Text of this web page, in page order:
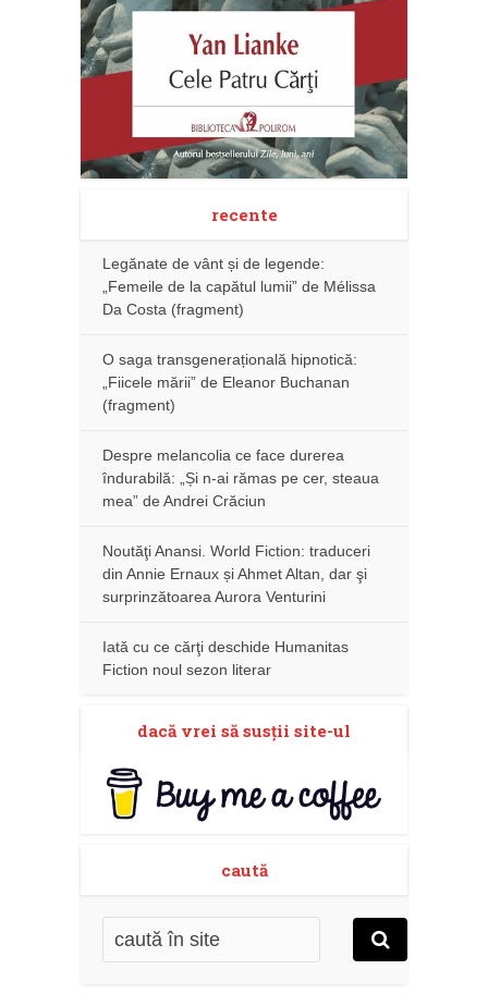
recente
Legănate de vânt și de legende:
„Femeile de la capătul lumii” de Mélissa
Da Costa (fragment)
O saga transgenerațională hipnotică:
„Fiicele mării” de Eleanor Buchanan
(fragment)
Despre melancolia ce face durerea
îndurabilă: „Și n-ai rămas pe cer, steaua
mea” de Andrei Crăciun
Noutăţi Anansi. World Fiction: traduceri
din Annie Ernaux și Ahmet Altan, dar şi
surprinzătoarea Aurora Venturini
Iată cu ce cărţi deschide Humanitas
Fiction noul sezon literar
dacă vrei să susţii site-ul
caută